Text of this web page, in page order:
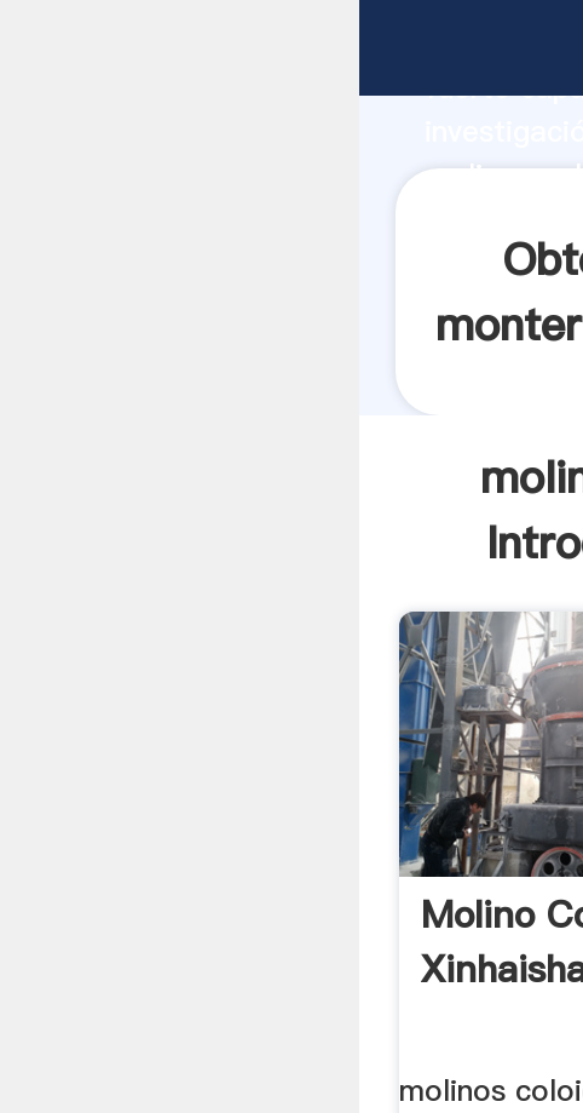
fuerte
molinos
Molino
molinos